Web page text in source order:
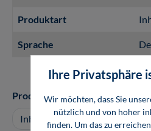
Produktart
Sprache
Produktart auswählen
Inhouse Seminar anfragen
Ihre Privatsphäre
Wir möchten, dass Sie
nützlich und von hoher
finden. Um das zu